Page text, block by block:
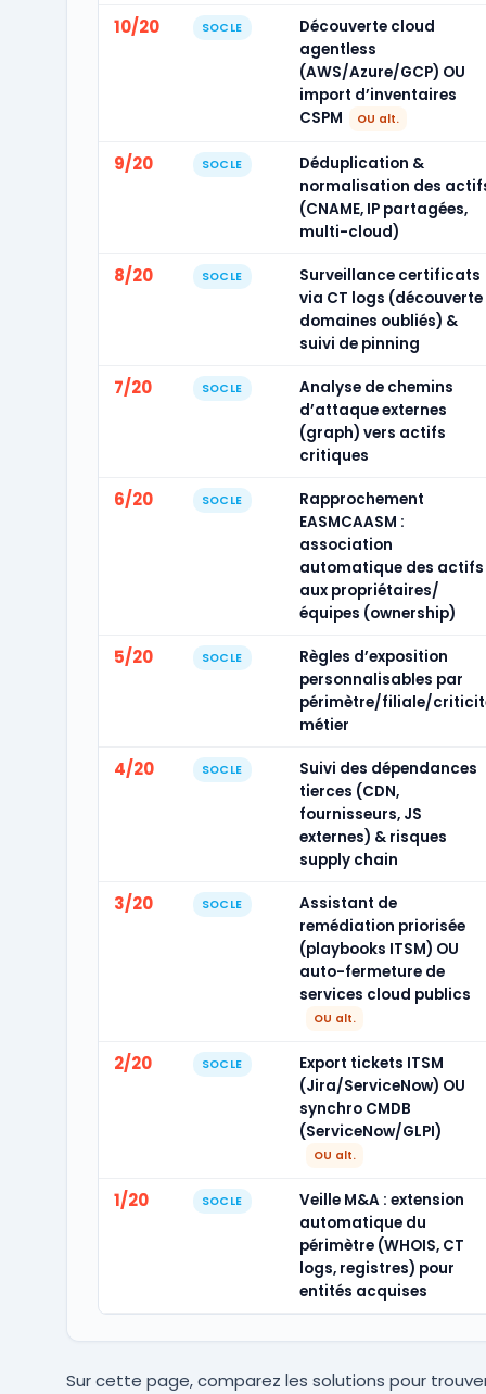
10/20 SOCLE
Découverte cloud
agentless
(AWS/Azure/GCP) OU
import d’inventaires
CSPM
OU alt.
9/20 SOCLE
Déduplication &
normalisation des
(CNAME, IP partagées,
multi-cloud)
8/20 SOCLE
Surveillance certificats
via CT logs (découverte
domaines oubliés) &
suivi de pinning
7/20 SOCLE
Analyse de chemins
d’attaque externes
(graph) vers actifs
critiques
6/20 SOCLE
Rapprochement
EASMCAASM :
association
automatique des actifs
aux propriétaires/
équipes (ownership)
5/20 SOCLE
Règles d’exposition
personnalisables par
périmètre/filiale/
métier
4/20 SOCLE
Suivi des dépendances
tierces (CDN,
fournisseurs, JS
externes) & risques
supply chain
3/20 SOCLE
Assistant de
remédiation priorisée
(playbooks ITSM) OU
auto-fermeture de
services cloud publics
OU alt.
2/20 SOCLE
Export tickets ITSM
(Jira/ServiceNow) OU
synchro CMDB
(ServiceNow/GLPI)
OU alt.
1/20 SOCLE
Veille M&A : extension
automatique du
périmètre (WHOIS, CT
logs, registres) pour
entités acquises
Sur cette page, comparez les solutions pour